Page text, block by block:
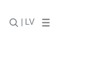
| LV